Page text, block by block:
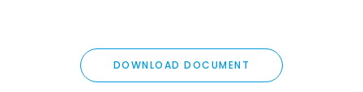
DOWNLOAD DOCUMENT